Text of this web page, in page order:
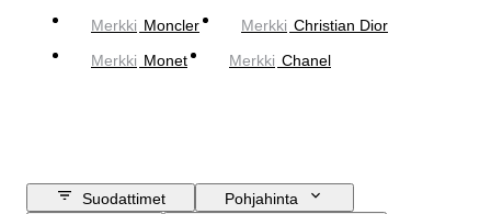
Merkki Moncler Merkki Christian Dior
Merkki Monet Merkki Chanel
Suodattimet
Pohjahinta